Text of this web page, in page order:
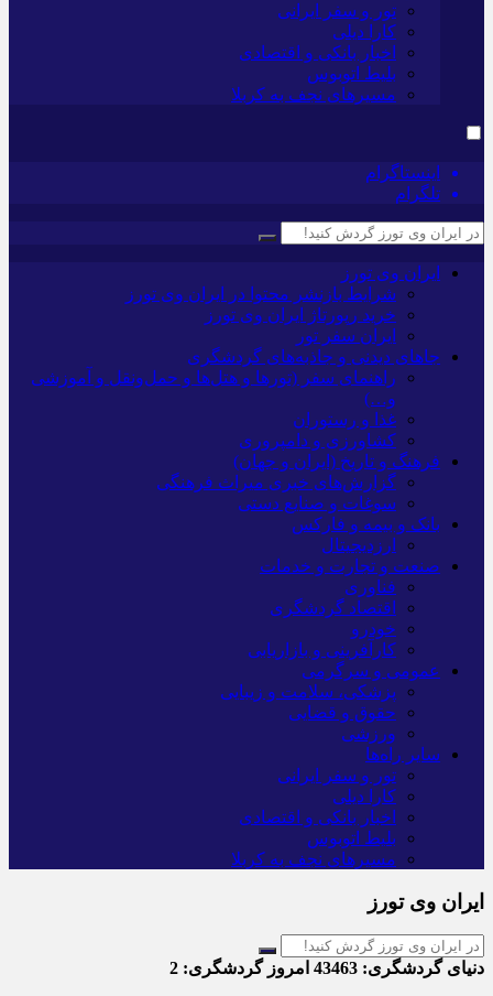
تور و سفر ایرانی
کارا دیلی
اخبار بانکی و اقتصادی
بلیط اتوبوس
مسیرهای نجف به کربلا
اینستاگرام
تلگرام
ایران وی تورز
شرایط بازنشر محتوا در ایران وی تورز
خرید رپورتاژ ایران وی تورز
ایران سفر تور
جاهای دیدنی و جاذبه‌های گردشگری
راهنمای سفر (تورها و هتل‌ها و حمل‌و‌نقل و آموزشی
و…)
غذا و رستوران
کشاورزی و دامپروری
فرهنگ و تاریخ (ایران و جهان)
گزارش‌های خبری میراث فرهنگی
سوغات و صنایع دستی
بانک و بیمه و فارکس
ارزدیجیتال
صنعت و تجارت و خدمات
فناوری
اقتصاد گردشگری
خودرو
کارآفرینی و بازاریابی
عمومی و سرگرمی
پزشکی، سلامت و زیبایی
حقوق و قضایی
ورزشی
سایر راه‌ها
تور و سفر ایرانی
کارا دیلی
اخبار بانکی و اقتصادی
بلیط اتوبوس
مسیرهای نجف به کربلا
ایران وی تورز
دنیای گردشگری: امروز گردشگری: